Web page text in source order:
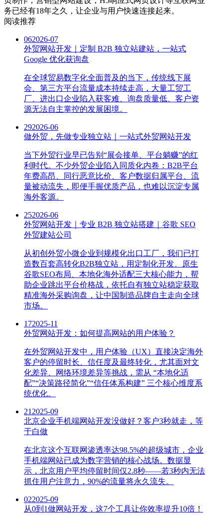
务已经有18年之久，让企业与用户快速连接起来。
阅读推荐
062026-07
外贸网站开发｜定制 B2B 独立站建站，一站式
Google 优化获询盘
在全球贸易数字化全面普及的当下，传统线下展
会、第三方平台流量成本持续走高，大量工贸工
厂、进出口企业陷入获客难、询盘质量低、客户资
源无法自主掌控的发展困境。
292026-06
做外贸，先做专业独立站｜一站式外贸网站开发
当下外贸行业早已告别“展会接单、平台躺赚”的红
利时代。不少外贸企业陷入同质化内卷：B2B平台
年费高昂、同行恶意比价、客户数据归属平台、流
量被动流失，即便手握优质产品，也难以沉淀专属
海外客源。
252026-06
外贸网站开发｜专业 B2B 独立站搭建｜谷歌 SEO
外贸建站公司
从初创外贸小微企业到规模化出口工厂，我们已打
造数百套高转化B2B独立站，用定制化开发、原生
谷歌SEO布局、本地化海外适配三大核心能力，帮
助企业跳出平台价格战，依托自有独立站稳定获取
精准海外采购询盘，让中国制造品牌自主走向全球
市场。
172025-11
外贸网站开发：如何提高网站的用户体验？
在外贸网站开发中，用户体验（UX）直接决定海外
客户的停留时长、信任度及最终转化，尤其面对文
化差异、网络环境差异等挑战，需从 “本地化适
配”“决策路径简化”“信任体系构建” 三个核心维度系
统优化。
21 2025-09
北京企业手机端网站开发没做好？客户3秒就走，等
于白做
在北京这个互联网渗透率达98.5%的超级城市，企业
手机端网站已成为数字营销的核心战场。数据显
示，北京用户平均停留时间仅2.8秒——若3秒内无法
抓住用户注意力，90%的流量将永久流失。
022025-09
从0到1做网站开发，这7个工具让你效率提升10倍！